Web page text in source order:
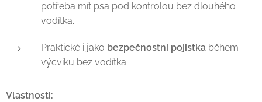
potřeba mít psa pod kontrolou bez dlouhého
vodítka.
Praktické i jako bezpečnostní pojistka během
výcviku bez vodítka.
Vlastnosti: